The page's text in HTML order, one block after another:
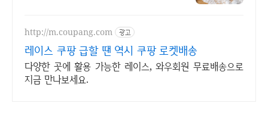
http://m.coupang.com 광고
레이스 쿠팡 급할 땐 역시 쿠팡 로켓배송
다양한 곳에 활용 가능한 레이스, 와우회원 무료배송으로
지금 만나보세요.